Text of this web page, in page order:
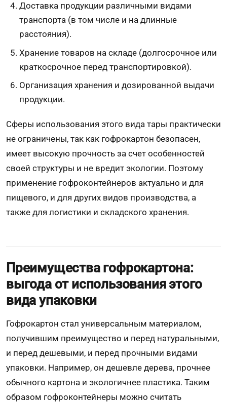
Доставка продукции различными видами
транспорта (в том числе и на длинные
расстояния).
Хранение товаров на складе (долгосрочное или
краткосрочное перед транспортировкой).
Организация хранения и дозированной выдачи
продукции.
Сферы использования этого вида тары практически
не ограничены, так как гофрокартон безопасен,
имеет высокую прочность за счет особенностей
своей структуры и не вредит экологии. Поэтому
применение гофроконтейнеров актуально и для
пищевого, и для других видов производства, а
также для логистики и складского хранения.
Преимущества гофрокартона:
выгода от использования этого
вида упаковки
Гофрокартон стал универсальным материалом,
получившим преимущество и перед натуральными,
и перед дешевыми, и перед прочными видами
упаковки. Например, он дешевле дерева, прочнее
обычного картона и экологичнее пластика. Таким
образом гофроконтейнеры можно считать